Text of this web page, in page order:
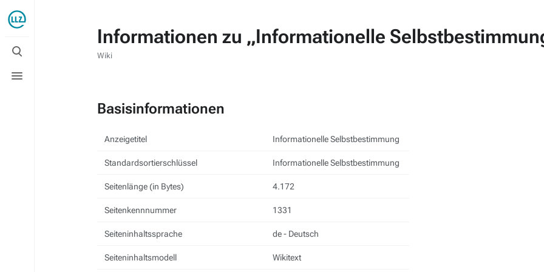
Suche
umschalten
umschalten
Informationen zu „Informationelle
Wiki
Basisinformationen
Anzeigetitel Informationelle Selbstbestimmung
Standardsortierschlüssel Informationelle Selbstbestimmung
Seitenlänge (in Bytes) 4.172
Seitenkennnummer 1331
Seiteninhaltssprache de - Deutsch
Seiteninhaltsmodell Wikitext